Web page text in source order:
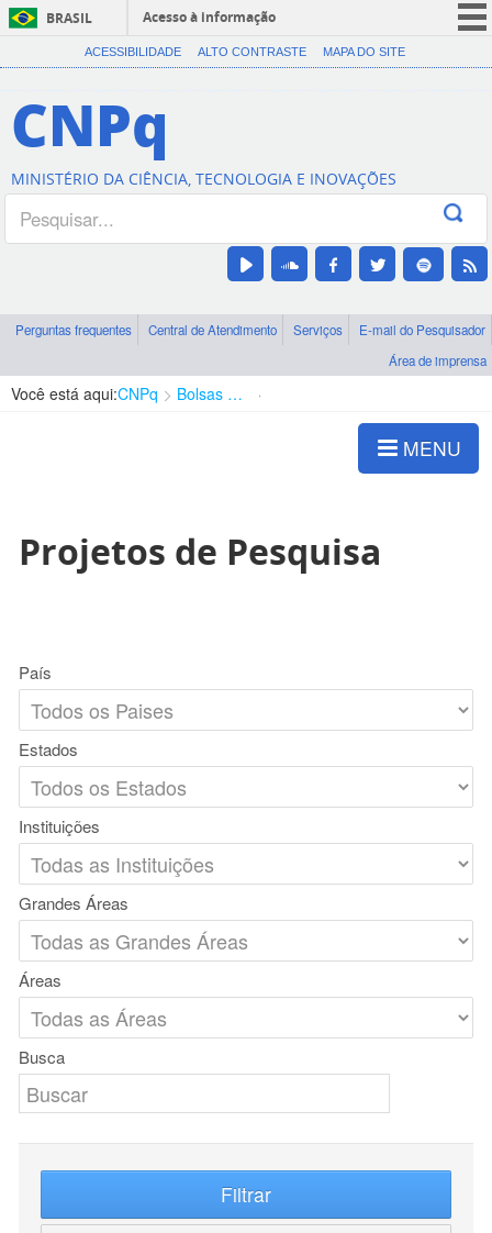
BRASIL
Acesso à informação
CORONAVÍRUS (COVID-19)
Canais
ACESSIBILIDADE ALTO CONTRASTE MAPA DO SITE
CNPq
MINISTÉRIO DA CIÊNCIA, TECNOLOGIA E INOVAÇÕES
Perguntas frequentes Central de Atendimento Serviços
E-mail do Pesquisador
Área de imprensa
Você está aqui:CNPq Bolsas e Auxílios Vigentes
MENU
Projetos de Pesquisa
País
Estados
Instituições
Grandes Áreas
Áreas
Busca
Filtrar